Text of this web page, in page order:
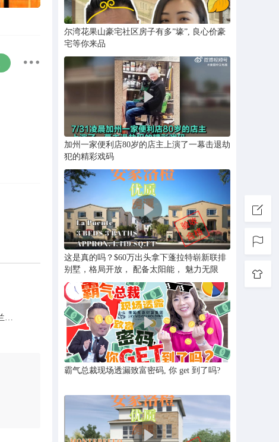
一定要收好→沉浸剧情密室开店装修材料家具海运新西兰奥克兰运输指南
尔湾花果山豪宅社区房子有多”壕”, 良心价豪
宅等你来品
加州一家便利店80岁的店主上演了一幕击退劫
犯的精彩戏码
这是真的吗？$60万出头拿下蓬拉特崭新联排
别墅，格局开放， 配备太阳能， 魅力无限
霸气总裁现场透漏致富密码, 你 get 到了吗?